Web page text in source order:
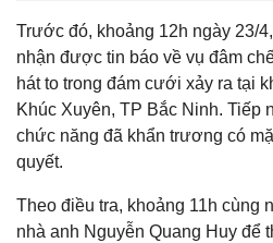
Trước đó, khoảng 12h ngày 23/
nhận được tin báo về vụ đâm
hát to trong đám cưới xảy ra tại
Khúc Xuyên, TP Bắc Ninh. Tiếp
chức năng đã khẩn trương có
quyết.
Theo điều tra, khoảng 11h cùng
nhà anh Nguyễn Quang Huy để